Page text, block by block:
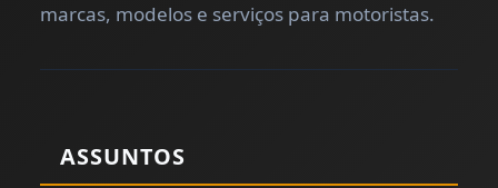
marcas, modelos e serviços para motoristas.
ASSUNTOS